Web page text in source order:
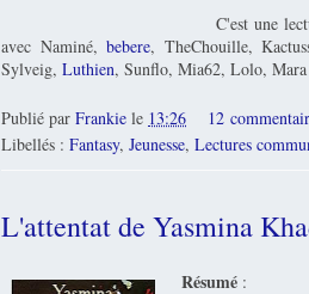
C'est une
avec Naminé, bebere, TheChouille,
Sylveig, Luthien, Sunflo, Mia62, Lolo,
Publié par Frankie le 13:26
12
Libellés : Fantasy, Jeunesse, Lectures
L'attentat de Yasmina
Résumé :